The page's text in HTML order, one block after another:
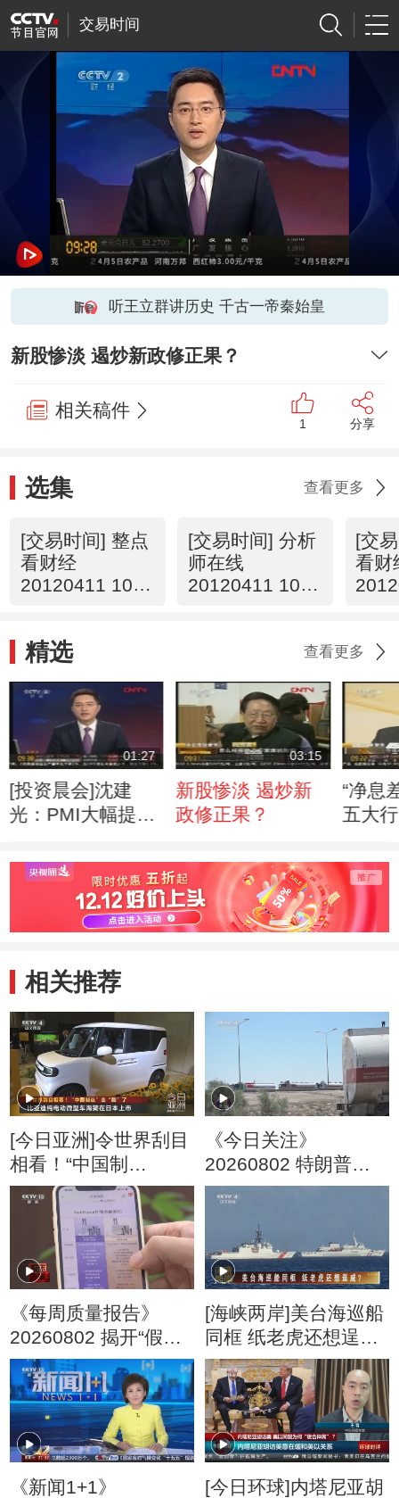
交易时间
听王立群讲历史 千古一帝秦始皇
新股惨淡 遏炒新政修正果？
相关稿件
1 分享
选集 查看更多
[交易时间] 整点
看财经
20120411 10：
[交易时间] 分析
师在线
20120411 10：
[交
看财
精选 查看更多
01:27
[投资晨会]沈建
光：PMI大幅提升
03:15
新股惨淡 遏炒新
政修正果？
“净息
五大
相关推荐
[今日亚洲]令世界刮目
相看！“中国制
造”变“酷”了
《今日关注》
20260802 特朗普叫
停“最大规模”打击 伊
《每周质量报告》
20260802 揭开“假洋
牌”的真面目
[海峡两岸]美台海巡船
同框 纸老虎还想逞
威？
《新闻1+1》
[今日环球]内塔尼亚胡